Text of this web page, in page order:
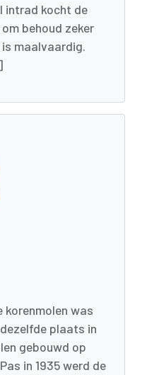
intrad kocht de
behoud zeker
maalvaardig.
was
plaats in
gebouwd op
in 1935 werd de